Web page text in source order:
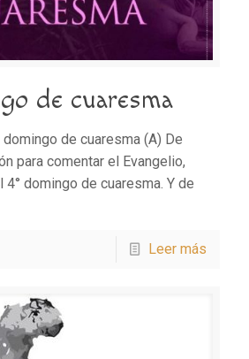
de cuaresma
domingo de cuaresma (A) De
para comentar el Evangelio,
domingo de cuaresma. Y de
Leer más